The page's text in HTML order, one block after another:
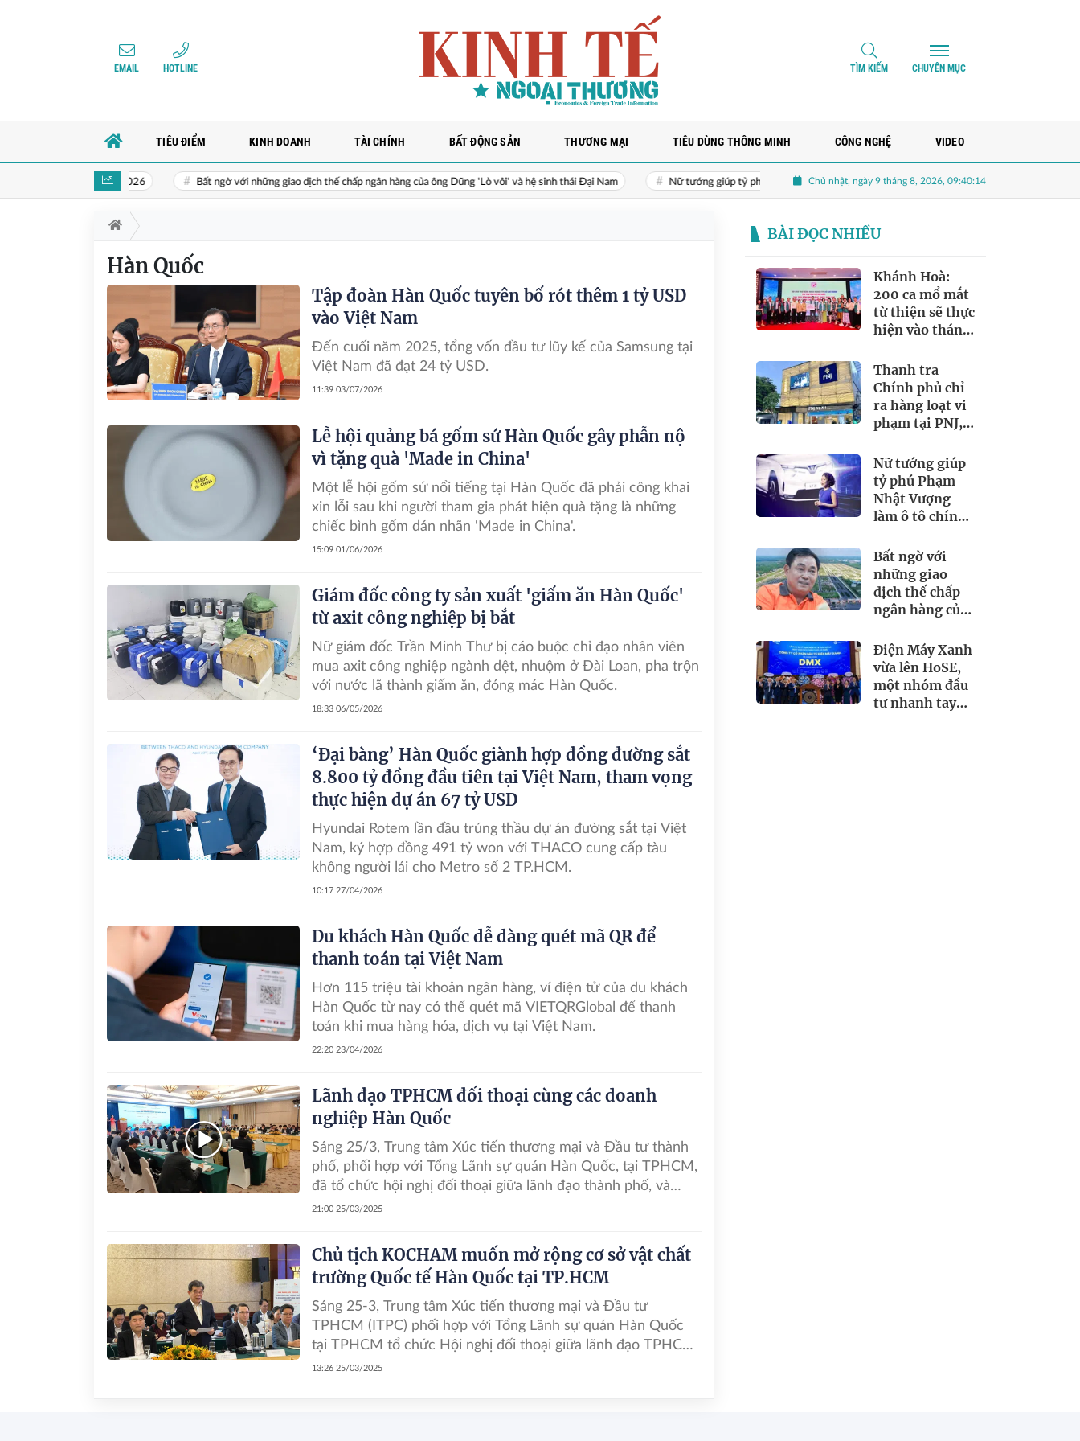
EMAIL HOTLINE TÌM KIẾM CHUYÊN MỤC
TIÊU ĐIỂM KINH DOANH TÀI CHÍNH BẤT ĐỘNG SẢN THƯƠNG MẠI TIÊU DÙNG THÔNG MINH CÔNG NGHỆ VIDEO
vào tháng 10/2026 Bất ngờ với những giao dịch thế chấp ngân hàng của ông Dũng 'Lò vôi' và hệ sinh thái Đại Nam Nữ tướng giúp tỷ phú Phạm Nhật Vượng làm ô tô chính thức chia tay VinFast sau 9 năm
Chủ nhật, ngày 9 tháng 8, 2026, 09:40:15
Hàn Quốc
Tập đoàn Hàn Quốc tuyên bố rót thêm 1 tỷ USD
vào Việt Nam
Đến cuối năm 2025, tổng vốn đầu tư lũy kế của Samsung tại
Việt Nam đã đạt 24 tỷ USD.
11:39 03/07/2026
Lễ hội quảng bá gốm sứ Hàn Quốc gây phẫn nộ
vì tặng quà 'Made in China'
Một lễ hội gốm sứ nổi tiếng tại Hàn Quốc đã phải công khai
xin lỗi sau khi người tham gia phát hiện quà tặng là những
chiếc bình gốm dán nhãn 'Made in China'.
15:09 01/06/2026
Giám đốc công ty sản xuất 'giấm ăn Hàn Quốc'
từ axit công nghiệp bị bắt
Nữ giám đốc Trần Minh Thư bị cáo buộc chỉ đạo nhân viên
mua axit công nghiệp ngành dệt, nhuộm ở Đài Loan, pha trộn
với nước lã thành giấm ăn, đóng mác Hàn Quốc.
18:33 06/05/2026
‘Đại bàng’ Hàn Quốc giành hợp đồng đường sắt
8.800 tỷ đồng đầu tiên tại Việt Nam, tham vọng
thực hiện dự án 67 tỷ USD
Hyundai Rotem lần đầu trúng thầu dự án đường sắt tại Việt
Nam, ký hợp đồng 491 tỷ won với THACO cung cấp tàu
không người lái cho Metro số 2 TP.HCM.
10:17 27/04/2026
Du khách Hàn Quốc dễ dàng quét mã QR để
thanh toán tại Việt Nam
Hơn 115 triệu tài khoản ngân hàng, ví điện tử của du khách
Hàn Quốc từ nay có thể quét mã VIETQRGlobal để thanh
toán khi mua hàng hóa, dịch vụ tại Việt Nam.
22:20 23/04/2026
Lãnh đạo TPHCM đối thoại cùng các doanh
nghiệp Hàn Quốc
Sáng 25/3, Trung tâm Xúc tiến thương mại và Đầu tư thành
phố, phối hợp với Tổng Lãnh sự quán Hàn Quốc, tại TPHCM,
đã tổ chức hội nghị đối thoại giữa lãnh đạo thành phố, và
doanh nghiệp Hàn Quốc.
21:00 25/03/2025
Chủ tịch KOCHAM muốn mở rộng cơ sở vật chất
trường Quốc tế Hàn Quốc tại TP.HCM
Sáng 25-3, Trung tâm Xúc tiến thương mại và Đầu tư
TPHCM (ITPC) phối hợp với Tổng Lãnh sự quán Hàn Quốc
tại TPHCM tổ chức Hội nghị đối thoại giữa lãnh đạo TPHCM
và doanh nghiệp Hàn Quốc.
13:26 25/03/2025
BÀI ĐỌC NHIỀU
Khánh Hoà:
200 ca mổ mắt
từ thiện sẽ thực
hiện vào tháng
Thanh tra
Chính phủ chỉ
ra hàng loạt vi
phạm tại PNJ,
thông tin giao
dịch 2.084 tỷ
đồng sang Bộ
Công an
Nữ tướng giúp
tỷ phú Phạm
Nhật Vượng
làm ô tô chính
VinFast sau 9
năm
Bất ngờ với
những giao
dịch thế chấp
ngân hàng của
vôi' và hệ sinh
thái Đại Nam
Điện Máy Xanh
vừa lên HoSE,
một nhóm đầu
tư nhanh tay